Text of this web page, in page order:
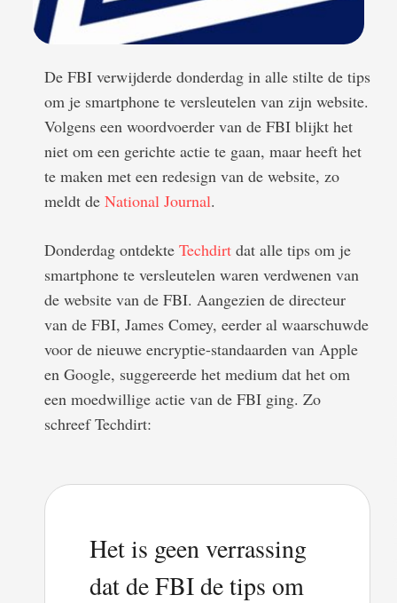
De FBI verwijderde donderdag in alle stilte de tips
om je smartphone te versleutelen van zijn website.
Volgens een woordvoerder van de FBI blijkt het
niet om een gerichte actie te gaan, maar heeft het
te maken met een redesign van de website, zo
meldt de National Journal.
Donderdag ontdekte Techdirt dat alle tips om je
smartphone te versleutelen waren verdwenen van
de website van de FBI. Aangezien de directeur
van de FBI, James Comey, eerder al waarschuwde
voor de nieuwe encryptie-standaarden van Apple
en Google, suggereerde het medium dat het om
een moedwillige actie van de FBI ging. Zo
schreef Techdirt:
Het is geen verrassing
dat de FBI de tips om